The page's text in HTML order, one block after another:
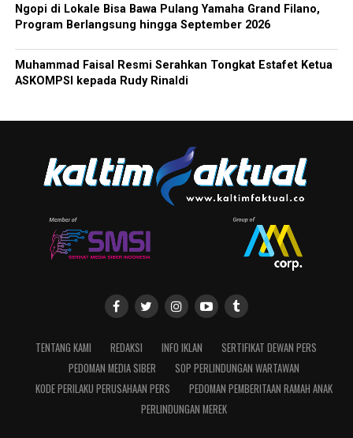
Ngopi di Lokale Bisa Bawa Pulang Yamaha Grand Filano,
Program Berlangsung hingga September 2026
Muhammad Faisal Resmi Serahkan Tongkat Estafet Ketua
ASKOMPSI kepada Rudy Rinaldi
TENTANG KAMI REDAKSI INFO IKLAN
SERTIFIKAT DEWAN PERS
PEDOMAN MEDIA SIBER
SOP PERLINDUNGAN WARTAWAN
KODE PERILAKU PERUSAHAAN PERS
PEDOMAN PEMBERITAAN RAMAH ANAK
PERLINDUNGAN MEREK